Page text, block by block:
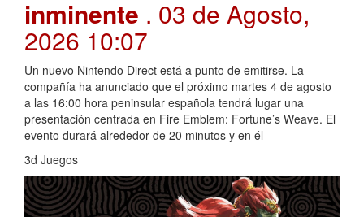
inminente . 03 de Agosto,
2026 10:07
Un nuevo Nintendo Direct está a punto de emitirse. La
compañía ha anunciado que el próximo martes 4 de agosto
a las 16:00 hora peninsular española tendrá lugar una
presentación centrada en Fire Emblem: Fortune’s Weave. El
evento durará alrededor de 20 minutos y en él
3d Juegos